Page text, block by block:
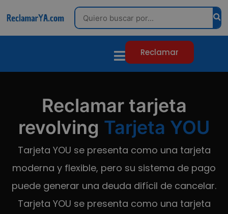
Search
Reclamar
Reclamar tarjeta
revolving Tarjeta YOU
Tarjeta YOU se presenta como una tarjeta
moderna y flexible, pero su sistema de pago
puede generar una deuda difícil de cancelar.
Tarjeta YOU se presenta como una tarjeta